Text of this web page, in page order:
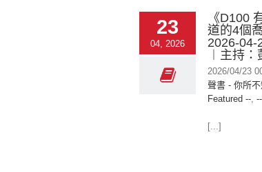
23
04, 2026
《D100
道的4個
2026-04-
︱主持
2026/04/23
聲書 - 你所
Featured --,
[...]